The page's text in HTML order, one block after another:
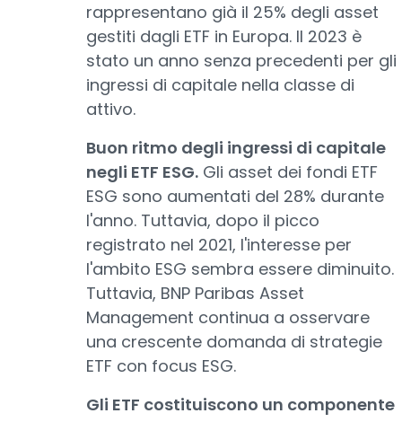
rappresentano già il 25% degli asset
gestiti dagli ETF in Europa. Il 2023 è
stato un anno senza precedenti per gli
ingressi di capitale nella classe di
attivo.
Buon ritmo degli ingressi di capitale
negli ETF ESG. Gli asset dei fondi ETF
ESG sono aumentati del 28% durante
l'anno. Tuttavia, dopo il picco
registrato nel 2021, l'interesse per
l'ambito ESG sembra essere diminuito.
Tuttavia, BNP Paribas Asset
Management continua a osservare
una crescente domanda di strategie
ETF con focus ESG.
Gli ETF costituiscono un componente